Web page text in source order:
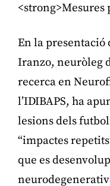
En la presentació
Iranzo, neuròleg
recerca en
l’IDIBAPS, ha
lesions dels
“impactes
que es